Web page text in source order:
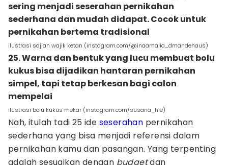
sering menjadi seserahan pernikahan
sederhana dan mudah didapat. Cocok untuk
pernikahan bertema tradisional
ilustrasi sajian wajik ketan (instagram.com/@inaamalia_dmandehaus)
25. Warna dan bentuk yang lucu membuat bolu
kukus bisa dijadikan hantaran pernikahan
simpel, tapi tetap berkesan bagi calon
mempelai
ilustrasi bolu kukus mekar (instagram.com/susana_hie)
Nah, itulah tadi 25 ide seserahan pernikahan
sederhana yang bisa menjadi referensi dalam
pernikahan kamu dan pasangan. Yang terpenting
adalah sesuaikan dengan budgetdan